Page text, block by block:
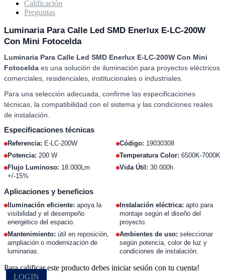
Calificación
Preguntas
Luminaria Para Calle Led SMD Enerlux E-LC-200W
Con Mini Fotocelda
Luminaria Para Calle Led SMD Enerlux E-LC-200W Con Mini
Fotocelda es una solución de iluminación para proyectos eléctricos
comerciales, residenciales, institucionales o industriales.
Para una selección adecuada, confirme las especificaciones
técnicas, la compatibilidad con el sistema y las condiciones reales
de instalación.
Especificaciones técnicas
Referencia: E-LC-200W Código: 19030308
Potencia: 200 W Temperatura Color: 6500K-7000K
Flujo Luminoso: 18.000Lm
+/-15%
Vida Útil: 30.000h
Aplicaciones y beneficios
Iluminación eficiente: apoya la
visibilidad y el desempeño
energético del espacio.
Instalación eléctrica: apto para
montaje según el diseño del
proyecto.
Mantenimiento: útil en reposición,
ampliación o modernización de
luminarias.
Ambientes de uso: seleccionar
según potencia, color de luz y
condiciones de instalación.
Para calificar este producto debes iniciar sesión con tu cuenta!
LOGIN